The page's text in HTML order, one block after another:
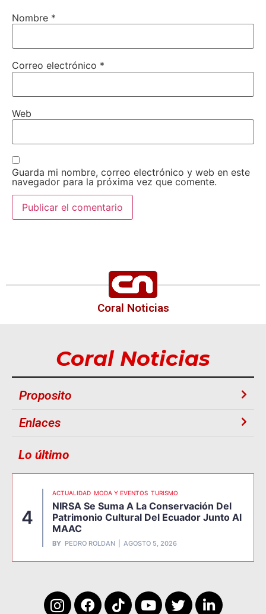
Nombre *
Correo electrónico *
Web
Guarda mi nombre, correo electrónico y web en este
navegador para la próxima vez que comente.
Coral Noticias
Coral Noticias
Proposito
Enlaces
Lo último
4
ACTUALIDAD MODA Y EVENTOS TURISMO
NIRSA Se Suma A La Conservación Del
Patrimonio Cultural Del Ecuador Junto Al
MAAC
BY PEDRO ROLDAN AGOSTO 5, 2026